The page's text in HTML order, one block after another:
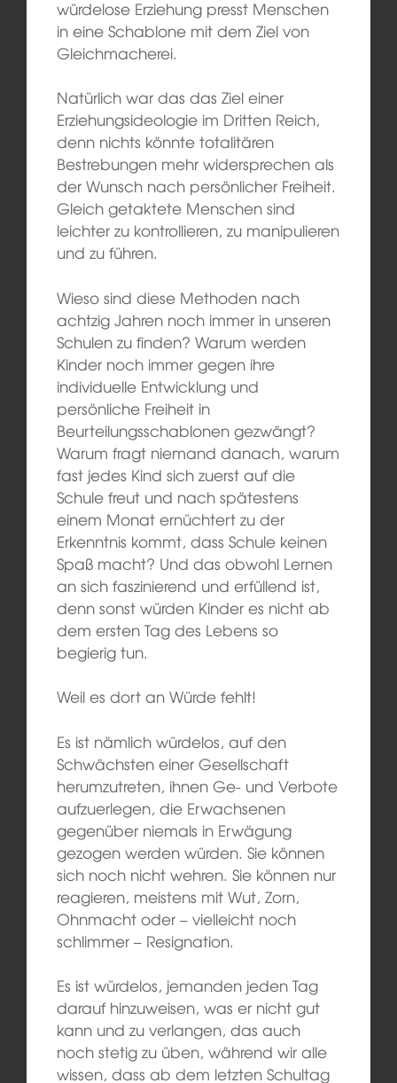
würdelose Erziehung presst Menschen
in eine Schablone mit dem Ziel von
Gleichmacherei.
Natürlich war das das Ziel einer
Erziehungsideologie im Dritten Reich,
denn nichts könnte totalitären
Bestrebungen mehr widersprechen als
der Wunsch nach persönlicher Freiheit.
Gleich getaktete Menschen sind
leichter zu kontrollieren, zu manipulieren
und zu führen.
Wieso sind diese Methoden nach
achtzig Jahren noch immer in unseren
Schulen zu finden? Warum werden
Kinder noch immer gegen ihre
individuelle Entwicklung und
persönliche Freiheit in
Beurteilungsschablonen gezwängt?
Warum fragt niemand danach, warum
fast jedes Kind sich zuerst auf die
Schule freut und nach spätestens
einem Monat ernüchtert zu der
Erkenntnis kommt, dass Schule keinen
Spaß macht? Und das obwohl Lernen
an sich faszinierend und erfüllend ist,
denn sonst würden Kinder es nicht ab
dem ersten Tag des Lebens so
begierig tun.
Weil es dort an Würde fehlt!
Es ist nämlich würdelos, auf den
Schwächsten einer Gesellschaft
herumzutreten, ihnen Ge- und Verbote
aufzuerlegen, die Erwachsenen
gegenüber niemals in Erwägung
gezogen werden würden. Sie können
sich noch nicht wehren. Sie können nur
reagieren, meistens mit Wut, Zorn,
Ohnmacht oder – vielleicht noch
schlimmer – Resignation.
Es ist würdelos, jemanden jeden Tag
darauf hinzuweisen, was er nicht gut
kann und zu verlangen, das auch
noch stetig zu üben, während wir alle
wissen, dass ab dem letzten Schultag